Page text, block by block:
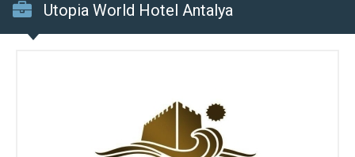
Utopia World Hotel Antalya